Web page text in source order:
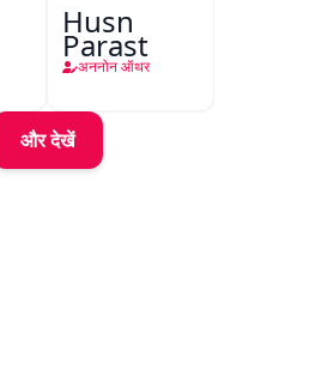
Husn
Parast
अननोन ऑथर
और देखें